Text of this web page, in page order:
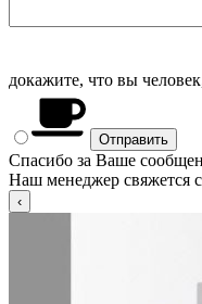
докажите, что вы
Спасибо за Ваше
Наш менеджер свяжется